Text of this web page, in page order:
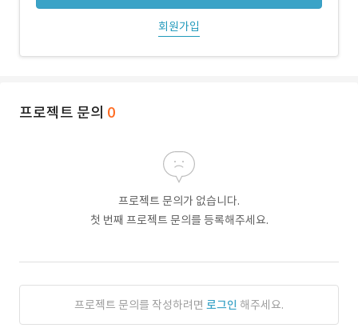
회원가입
프로젝트 문의 0
프로젝트 문의가 없습니다.
첫 번째 프로젝트 문의를 등록해주세요.
프로젝트 문의를 작성하려면 로그인 해주세요.